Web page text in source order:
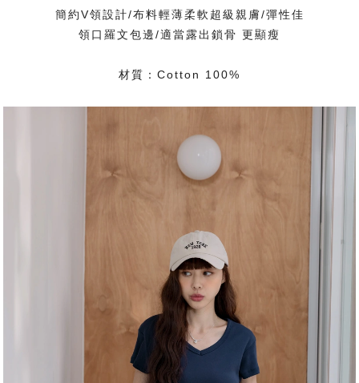
簡約V領設計/布料輕薄柔軟超級親膚/彈性佳
領口羅文包邊/適當露出鎖骨 更顯瘦
材質：Cotton 100%